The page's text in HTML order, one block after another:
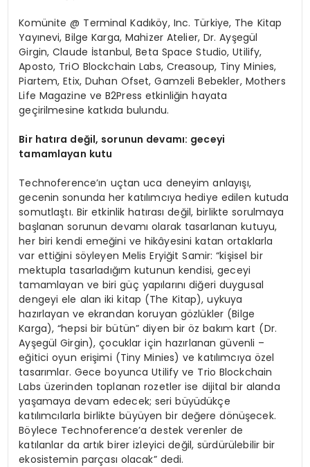
Komünite @ Terminal Kadıköy, Inc. Türkiye, The Kitap
Yayınevi, Bilge Karga, Mahizer Atelier, Dr. Ayşegül
Girgin, Claude İstanbul, Beta Space Studio, Utilify,
Aposto, TriO Blockchain Labs, Creasoup, Tiny Minies,
Piartem, Etix, Duhan Ofset, Gamzeli Bebekler, Mothers
Life Magazine ve B2Press etkinliğin hayata
geçirilmesine katkıda bulundu.
Bir hatıra değil, sorunun devamı: geceyi
tamamlayan kutu
Technoference’ın uçtan uca deneyim anlayışı,
gecenin sonunda her katılımcıya hediye edilen kutuda
somutlaştı. Bir etkinlik hatırası değil, birlikte sorulmaya
başlanan sorunun devamı olarak tasarlanan kutuyu,
her biri kendi emeğini ve hikâyesini katan ortaklarla
var ettiğini söyleyen Melis Eryiğit Samir: “kişisel bir
mektupla tasarladığım kutunun kendisi, geceyi
tamamlayan ve biri güç yapılarını diğeri duygusal
dengeyi ele alan iki kitap (The Kitap), uykuya
hazırlayan ve ekrandan koruyan gözlükler (Bilge
Karga), “hepsi bir bütün” diyen bir öz bakım kart (Dr.
Ayşegül Girgin), çocuklar için hazırlanan güvenli –
eğitici oyun erişimi (Tiny Minies) ve katılımcıya özel
tasarımlar. Gece boyunca Utilify ve Trio Blockchain
Labs üzerinden toplanan rozetler ise dijital bir alanda
yaşamaya devam edecek; seri büyüdükçe
katılımcılarla birlikte büyüyen bir değere dönüşecek.
Böylece Technoference’a destek verenler de
katılanlar da artık birer izleyici değil, sürdürülebilir bir
ekosistemin parçası olacak” dedi.